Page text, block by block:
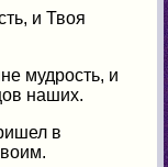
и Твоя
мудрость, и
наших.
в